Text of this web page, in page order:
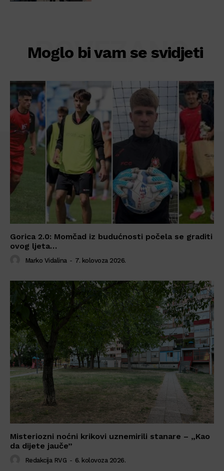
Moglo bi vam se svidjeti
POVEZANO
Gorica 2.0: Momčad iz budućnosti počela se graditi
ovog ljeta…
Marko Vidalina - 7. kolovoza 2026.
Misteriozni noćni krikovi uznemirili stanare – „Kao
da dijete jauče”
Redakcija RVG - 6. kolovoza 2026.